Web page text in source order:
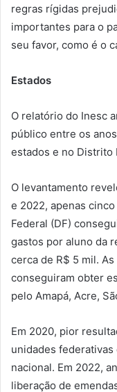
regras rígidas
importantes para o
seu favor, como é o
Estados
O relatório do Inesc
público entre os
estados e no Distrito
O levantamento
e 2022, apenas
Federal (DF)
gastos por aluno da
cerca de R$ 5 mil.
conseguiram obter
pelo Amapá, Acre,
Em 2020, pior
unidades
nacional. Em 2022,
liberação de